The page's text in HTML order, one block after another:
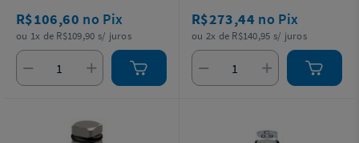
R$106,60 no Pix
ou 1x de R$109,90 s/ juros
R$273,44 no Pix
ou 2x de R$140,95 s/ juros